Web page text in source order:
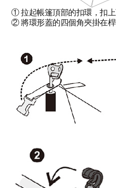
① 拉起帳篷頂部的扣環，扣上
② 將環形蓋的四個角夾掛在